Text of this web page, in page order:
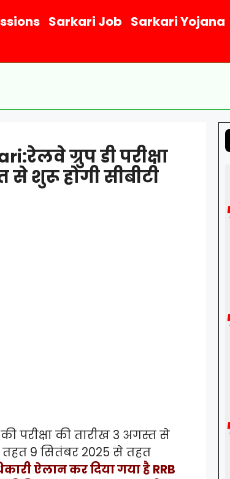
Sarkari Job Sarkari Yojana
ग्रुप डी परीक्षा
से शुरू होगी सीबीटी
परीक्षा की तारीख 3 अगस्त से
तहत 9 सितंबर 2025 से तहत
ऐलान कर दिया गया है RRB